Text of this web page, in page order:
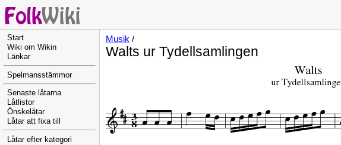
Start
Wiki om Wikin
Länkar
Spelmansstämmor
Senaste låtarna
Låtlistor
Önskelåtar
Låtar att fixa till
Låtar efter kategori
Musik /
Walts ur Tydellsamlingen